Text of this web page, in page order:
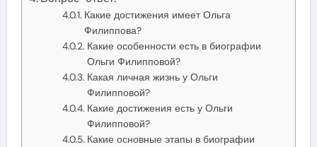
Какие достижения имеет Ольга
Филиппова?
Какие особенности есть в биографии
Ольги Филипповой?
Какая личная жизнь у Ольги
Филипповой?
Какие достижения есть у Ольги
Филипповой?
Какие основные этапы в биографии